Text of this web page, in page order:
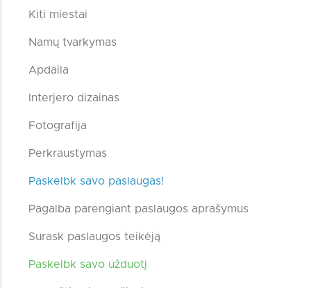
Kiti miestai
Namų tvarkymas
Apdaila
Interjero dizainas
Fotografija
Perkraustymas
Paskelbk savo paslaugas!
Pagalba parengiant paslaugos aprašymus
Surask paslaugos teikėją
Paskelbk savo užduotį